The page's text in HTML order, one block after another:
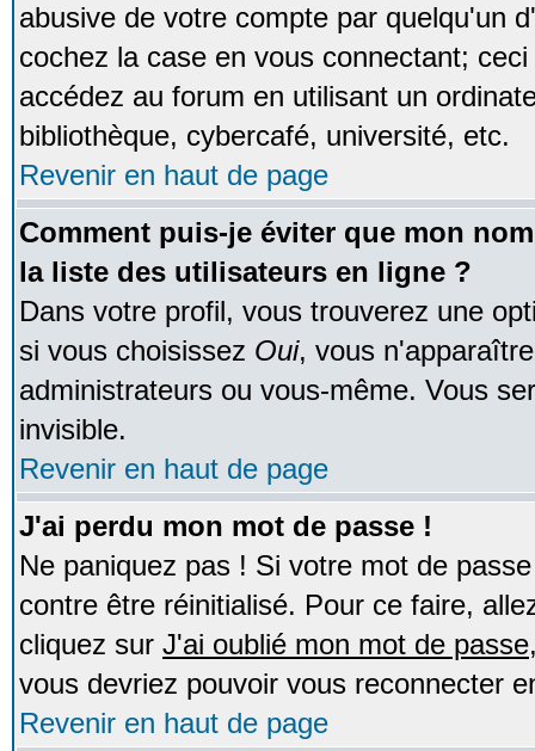
abusive de votre compte par quelqu'un
cochez la case en vous connectant;
accédez au forum en utilisant un
bibliothèque, cybercafé, université, etc.
Revenir en haut de page
Comment puis-je éviter que mon
la liste des utilisateurs en ligne ?
Dans votre profil, vous trouverez une
si vous choisissez Oui, vous
administrateurs ou vous-même. Vous
invisible.
Revenir en haut de page
J'ai perdu mon mot de passe !
Ne paniquez pas ! Si votre mot de
contre être réinitialisé. Pour ce faire,
cliquez sur J'ai oublié mon mot de passe
vous devriez pouvoir vous reconnecter
Revenir en haut de page